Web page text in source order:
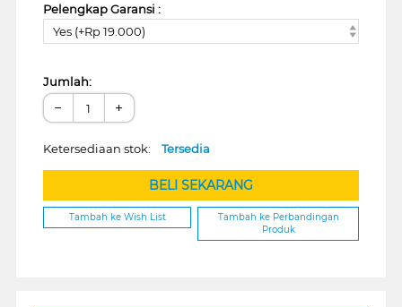
Pelengkap Garansi :
Yes (+Rp 19.000)
Jumlah:
− +
Ketersediaan stok: Tersedia
BELI SEKARANG
Tambah ke Wish List
Tambah ke Perbandingan
Produk